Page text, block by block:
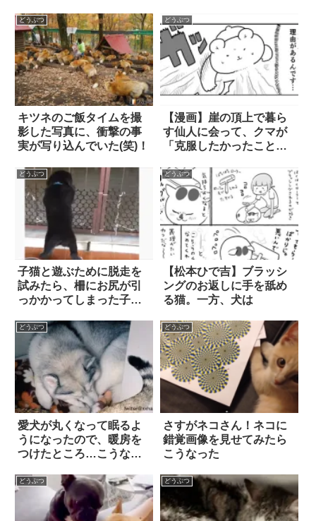
どうぶつ
キツネのご飯タイムを撮
影した写真に、衝撃の事
実が写り込んでいた(笑)！
どうぶつ
【漫画】崖の頂上で暮ら
す仙人に会って、クマが
「克服したかったこと」
どうぶつ
子猫と遊ぶために脱走を
試みたら、柵にお尻が引
っかかってしまった子
出劇』が始まった！？
どうぶつ
【松本ひで吉】ブラッシ
ングのお返しに手を舐め
る猫。一方、犬は
どうぶつ
愛犬が丸くなって眠るよ
うになったので、暖房を
つけたところ…こうなっ
どうぶつ
さすがネコさん！ネコに
錯覚画像を見せてみたら
こうなった
どうぶつ どうぶつ